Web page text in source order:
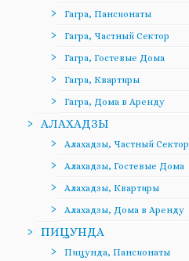
Гагра, Пансионаты
Гагра, Частный Сектор
Гагра, Гостевые Дома
Гагра, Квартиры
Гагра, Дома в Аренду
АЛАХАДЗЫ
Алахадзы, Частный Сектор
Алахадзы, Гостевые Дома
Алахадзы, Квартиры
Алахадзы, Дома в Аренду
ПИЦУНДА
Пицунда, Пансионаты